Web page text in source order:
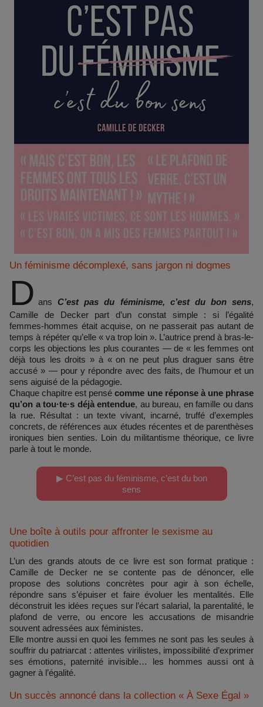
Un féminisme décomplexé, sans jargon ni dogmes
D ansC’est pas du féminisme, c’est du bon sens,
Camille de Decker part d’un constat simple : si l’égalité
femmes-hommes était acquise, on ne passerait pas autant de
temps à répéter qu’elle « va trop loin ». L’autrice prend à bras-le-
corps les objections les plus courantes — de « les femmes ont
déjà tous les droits » à « on ne peut plus draguer sans être
accusé » — pour y répondre avec des faits, de l’humour et un
sens aiguisé de la pédagogie.
Chaque chapitre est pensécomme une réponse à une phrase
qu’on a tou·te·s déjà entendue, au bureau, en famille ou dans
la rue. Résultat : un texte vivant, incarné, truffé d’exemples
concrets, de références aux études récentes et de parenthèses
ironiques bien senties. Loin du militantisme théorique, ce livre
parle à tout le monde.
▶ C’est pas du féminisme, c’est du bon
sens
Une boîte à outils pour affronter le sexisme au
quotidien
L’un des grands atouts de ce livre est son format pratique :
Camille de Decker ne se contente pas de dénoncer, elle
propose des solutions concrètes pour agir à son échelle,
répondre sans s’épuiser et faire évoluer les mentalités. Elle
déconstruit les idées reçues sur l’écart salarial, la parentalité, le
plafond de verre, ou encore les accusations de misandrie
souvent adressées aux féministes.
Elle montre aussi en quoi les femmes ne sont pas les seules à
souffrir du patriarcat : attentes virilistes, impossibilité d’exprimer
ses émotions, paternité invisible… les hommes aussi ont à
gagner à l’égalité.
Un succès annoncé dans la collection « À Sexe Égal »